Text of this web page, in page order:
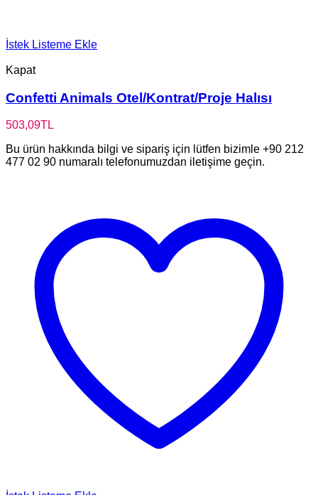
İstek Listeme Ekle
Kapat
Confetti Animals Otel/Kontrat/Proje Halısı
503,09TL
Bu ürün hakkında bilgi ve sipariş için lütfen bizimle +90 212
477 02 90 numaralı telefonumuzdan iletişime geçin.